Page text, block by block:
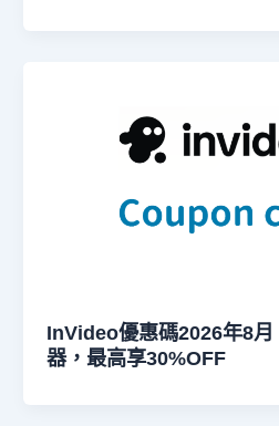
InVideo優惠碼2026年8
器，最高享30%OFF